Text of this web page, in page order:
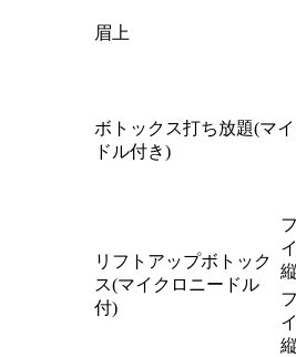
眉上
ボトックス打ち放題(マ
ドル付き)
リフトアップボトック
ス(マイクロニードル
付)